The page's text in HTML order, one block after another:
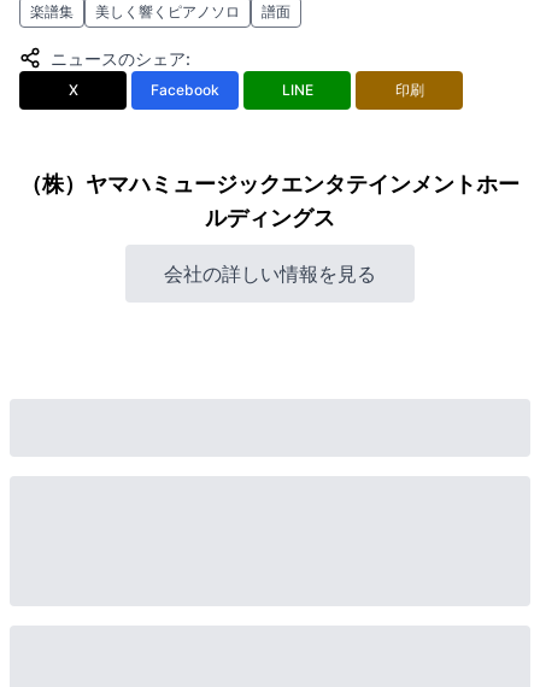
楽譜集
美しく響くピアノソロ 譜面
ニュースのシェア:
X Facebook LINE 印刷
（株）ヤマハミュージックエンタテインメントホー
ルディングス
会社の詳しい情報を見る